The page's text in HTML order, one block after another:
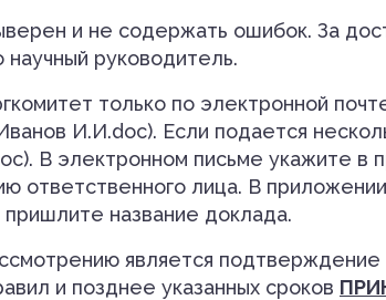
и не содержать ошибок. За
руководитель.
только по электронной
И.И.doc). Если подается
В электронном письме укажите в
ответственного лица. В
название доклада.
является
и позднее указанных сроков